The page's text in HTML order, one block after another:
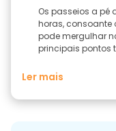
Os passeios a pé
horas, consoante
pode mergulhar
principais pontos
Ler mais